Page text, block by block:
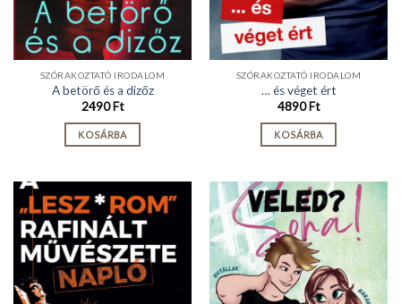
SZÓRAKOZTATÓ IRODALOM
A betörő és a dizőz
2490Ft
KOSÁRBA
SZÓRAKOZTATÓ IRODALOM
… és véget ért
4890Ft
KOSÁRBA